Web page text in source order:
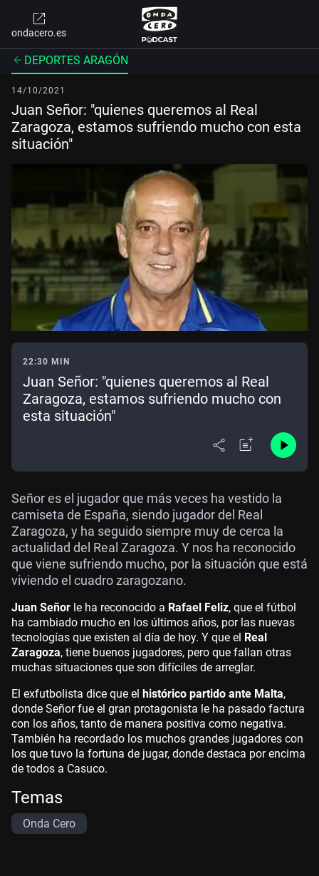
ondacero.es
DEPORTES ARAGÓN
14/10/2021
Juan Señor: "quienes queremos al Real
Zaragoza, estamos sufriendo mucho con esta
situación"
22:30 MIN
Juan Señor: "quienes queremos al Real
Zaragoza, estamos sufriendo mucho con
esta situación"
Señor es el jugador que más veces ha vestido la
camiseta de España, siendo jugador del Real
Zaragoza, y ha seguido siempre muy de cerca la
actualidad del Real Zaragoza. Y nos ha reconocido
que viene sufriendo mucho, por la situación que está
viviendo el cuadro zaragozano.
Juan Señor le ha reconocido a Rafael Feliz, que el fútbol
ha cambiado mucho en los últimos años, por las nuevas
tecnologías que existen al día de hoy. Y que el Real
Zaragoza, tiene buenos jugadores, pero que fallan otras
muchas situaciones que son difíciles de arreglar.
El exfutbolista dice que el histórico partido ante Malta,
donde Señor fue el gran protagonista le ha pasado factura
con los años, tanto de manera positiva como negativa.
También ha recordado los muchos grandes jugadores con
los que tuvo la fortuna de jugar, donde destaca por encima
de todos a Casuco.
Temas
Onda Cero